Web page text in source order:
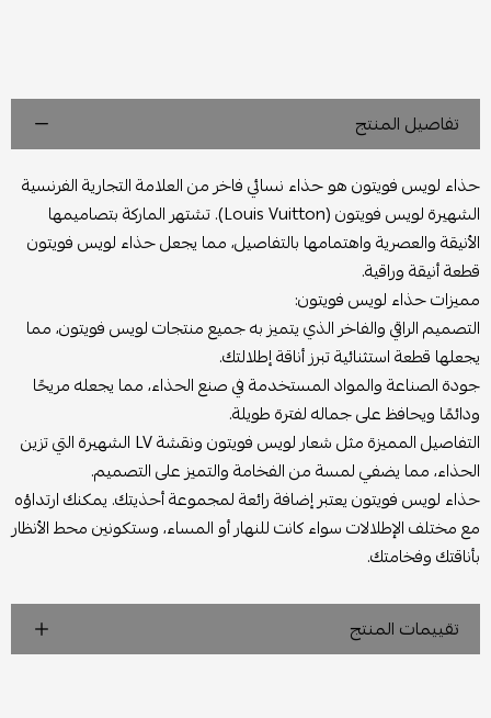
تفاصيل المنتج
حذاء لويس فويتون هو حذاء نسائي فاخر من العلامة التجارية الفرنسية
الشهيرة لويس فويتون (Louis Vuitton). تشتهر الماركة بتصاميمها
الأنيقة والعصرية واهتمامها بالتفاصيل، مما يجعل حذاء لويس فويتون
قطعة أنيقة وراقية.
مميزات حذاء لويس فويتون:
التصميم الراقي والفاخر الذي يتميز به جميع منتجات لويس فويتون، مما
يجعلها قطعة استثنائية تبرز أناقة إطلالتك.
جودة الصناعة والمواد المستخدمة في صنع الحذاء، مما يجعله مريحًا
ودائمًا ويحافظ على جماله لفترة طويلة.
التفاصيل المميزة مثل شعار لويس فويتون ونقشة LV الشهيرة التي تزين
الحذاء، مما يضفي لمسة من الفخامة والتميز على التصميم.
حذاء لويس فويتون يعتبر إضافة رائعة لمجموعة أحذيتك. يمكنك ارتداؤه
مع مختلف الإطلالات سواء كانت للنهار أو المساء، وستكونين محط الأنظار
بأناقتك وفخامتك.
تقييمات المنتج